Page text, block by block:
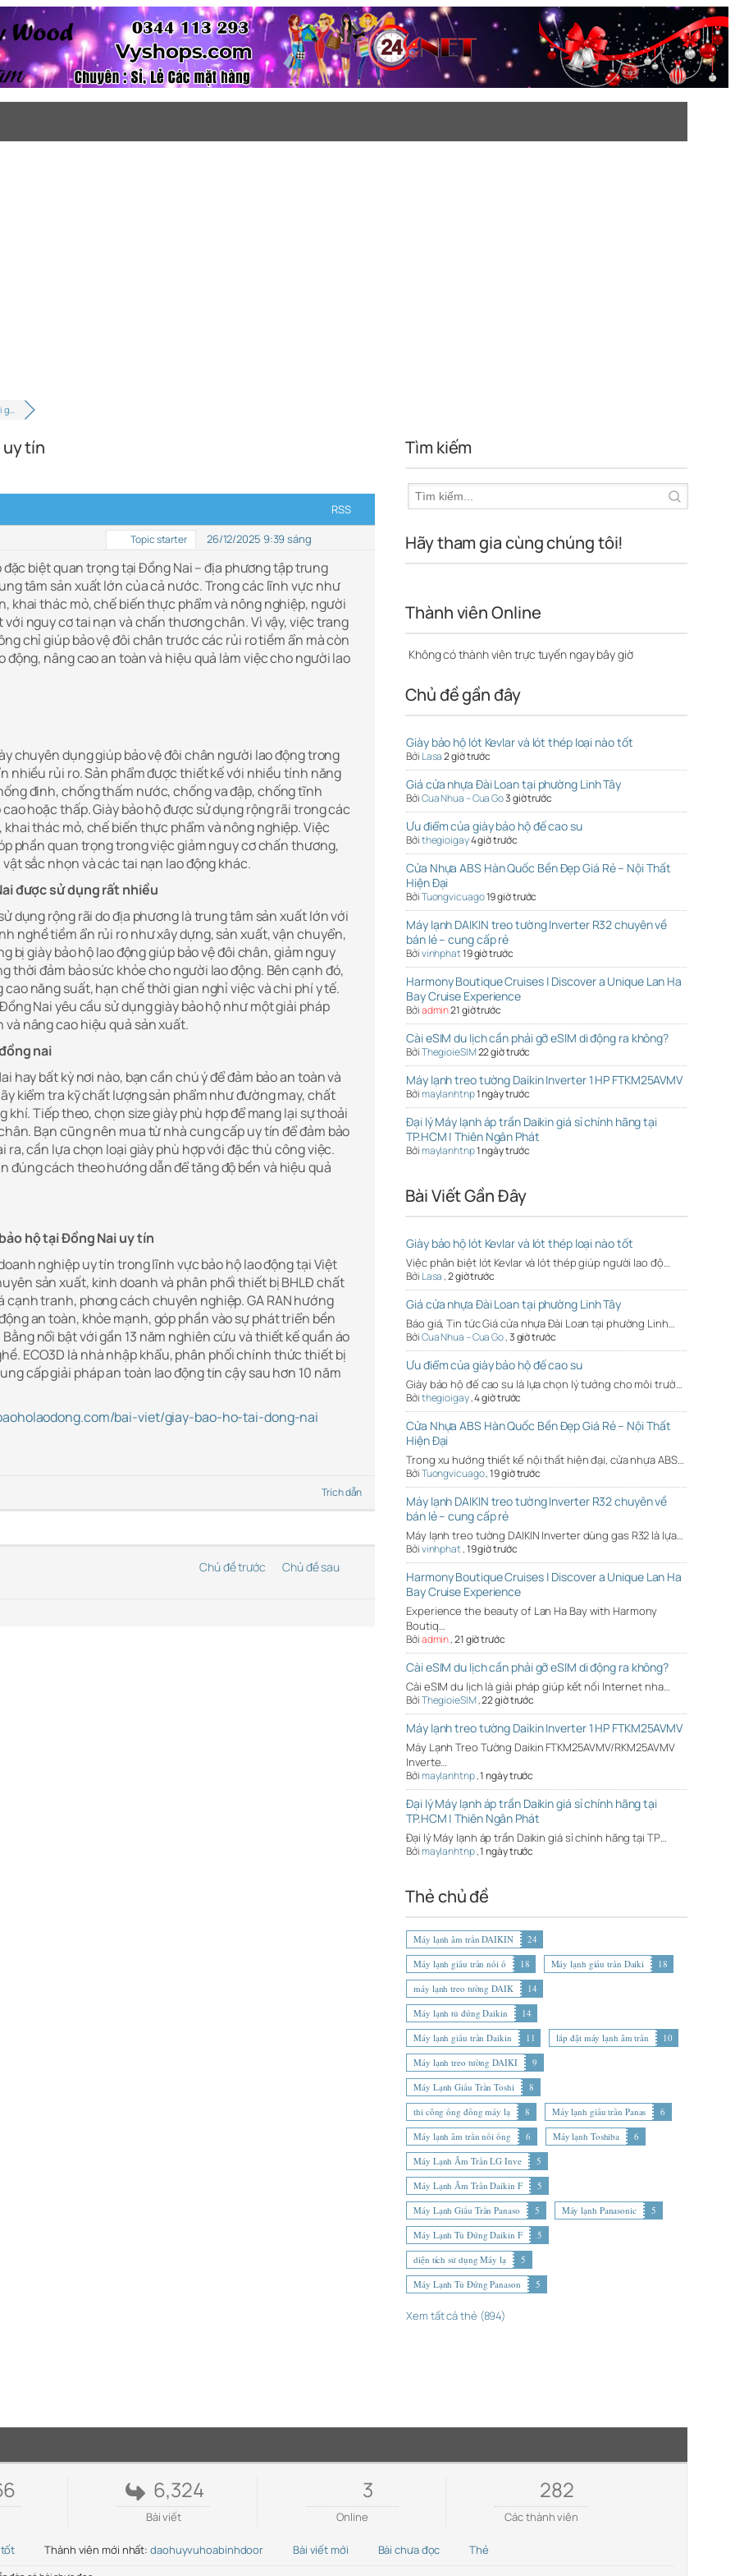
tín
RSS
Topic starter 26/12/2025 9:39 sáng
đặc biệt quan trọng tại Đồng Nai – địa phương tập trung
tâm sản xuất lớn của cả nước. Trong các lĩnh vực như
khai thác mỏ, chế biến thực phẩm và nông nghiệp, người
nguy cơ tai nạn và chấn thương chân. Vì vậy, việc trang
chỉ giúp bảo vệ đôi chân trước các rủi ro tiềm ẩn mà còn
động, nâng cao an toàn và hiệu quả làm việc cho người lao
chuyên dụng giúp bảo vệ đôi chân người lao động trong
nhiều rủi ro. Sản phẩm được thiết kế với nhiều tính năng
đinh, chống thấm nước, chống va đập, chống tĩnh
hoặc thấp. Giày bảo hộ được sử dụng rộng rãi trong các
thác mỏ, chế biến thực phẩm và nông nghiệp. Việc
phần quan trọng trong việc giảm nguy cơ chấn thương,
sắc nhọn và các tai nạn lao động khác.
được sử dụng rất nhiều
dụng rộng rãi do địa phương là trung tâm sản xuất lớn với
nghề tiềm ẩn rủi ro như xây dựng, sản xuất, vận chuyển,
bị giày bảo hộ lao động giúp bảo vệ đôi chân, giảm nguy
thời đảm bảo sức khỏe cho người lao động. Bên cạnh đó,
cao năng suất, hạn chế thời gian nghỉ việc và chi phí y tế.
Nai yêu cầu sử dụng giày bảo hộ như một giải pháp
nâng cao hiệu quả sản xuất.
nai
hay bất kỳ nơi nào, bạn cần chú ý để đảm bảo an toàn và
kiểm tra kỹ chất lượng sản phẩm như đường may, chất
khí. Tiếp theo, chọn size giày phù hợp để mang lại sự thoải
Bạn cũng nên mua từ nhà cung cấp uy tín để đảm bảo
ra, cần lựa chọn loại giày phù hợp với đặc thù công việc.
đúng cách theo hướng dẫn để tăng độ bền và hiệu quả
hộ tại Đồng Nai uy tín
nghiệp uy tín trong lĩnh vực bảo hộ lao động tại Việt
sản xuất, kinh doanh và phân phối thiết bị BHLĐ chất
cạnh tranh, phong cách chuyên nghiệp. GA RAN hướng
an toàn, khỏe mạnh, góp phần vào sự phát triển bền
nổi bật với gần 13 năm nghiên cứu và thiết kế quần áo
ECO3D là nhà nhập khẩu, phân phối chính thức thiết bị
cấp giải pháp an toàn lao động tin cậy sau hơn 10 năm
bai-viet/giay-bao-ho-tai-dong-nai
Trích dẫn
Chủ đề trước Chủ đề sau
Tìm kiếm
Hãy tham gia cùng chúng tôi!
Thành viên Online
Không có thành viên trực tuyến ngay bây giờ
Chủ đề gần đây
Giày bảo hộ lót Kevlar và lót thép loại nào tốt
Bởi Lasa2 giờ trước
Giá cửa nhựa Đài Loan tại phường Linh Tây
BởiCua Nhua – Cua Go3 giờ trước
Ưu điểm của giày bảo hộ đế cao su
Bởithegioigay4 giờ trước
Cửa Nhựa ABS Hàn Quốc Bền Đẹp Giá Rẻ – Nội Thất
Hiện Đại
BởiTuongvicuago19 giờ trước
Máy lạnh DAIKIN treo tường Inverter R32 chuyên về
bán lẻ – cung cấp rẻ
Bởivinhphat19 giờ trước
Harmony Boutique Cruises | Discover a Unique Lan Ha
Bay Cruise Experience
Bởiadmin21 giờ trước
Cài eSIM du lịch cần phải gỡ eSIM di động ra không?
BởiThegioieSIM22 giờ trước
Máy lạnh treo tường Daikin Inverter 1 HP FTKM25AVMV
Bởimaylanhtnp1 ngày trước
Đại lý Máy lạnh áp trần Daikin giá sỉ chính hãng tại
TP.HCM | Thiên Ngân Phát
Bởimaylanhtnp1 ngày trước
Bài Viết Gần Đây
Giày bảo hộ lót Kevlar và lót thép loại nào tốt
Việc phân biệt lót Kevlar và lót thép giúp người lao độ…
Bởi Lasa,2 giờ trước
Giá cửa nhựa Đài Loan tại phường Linh Tây
Báo giá, Tin tức Giá cửa nhựa Đài Loan tại phường Linh…
BởiCua Nhua – Cua Go,3 giờ trước
Ưu điểm của giày bảo hộ đế cao su
Giày bảo hộ đế cao su là lựa chọn lý tưởng cho môi trườ…
Bởithegioigay,4 giờ trước
Cửa Nhựa ABS Hàn Quốc Bền Đẹp Giá Rẻ – Nội Thất
Hiện Đại
Trong xu hướng thiết kế nội thất hiện đại, cửa nhựa ABS…
BởiTuongvicuago,19 giờ trước
Máy lạnh DAIKIN treo tường Inverter R32 chuyên về
bán lẻ – cung cấp rẻ
Máy lạnh treo tường DAIKIN Inverter dùng gas R32 là lựa…
Bởivinhphat,19 giờ trước
Harmony Boutique Cruises | Discover a Unique Lan Ha
Bay Cruise Experience
Experience the beauty of Lan Ha Bay with Harmony
Boutiq…
Bởiadmin,21 giờ trước
Cài eSIM du lịch cần phải gỡ eSIM di động ra không?
Cài eSIM du lịch là giải pháp giúp kết nối Internet nha…
BởiThegioieSIM,22 giờ trước
Máy lạnh treo tường Daikin Inverter 1 HP FTKM25AVMV
Máy Lạnh Treo Tường Daikin FTKM25AVMV/RKM25AVMV
Inverte…
Bởimaylanhtnp,1 ngày trước
Đại lý Máy lạnh áp trần Daikin giá sỉ chính hãng tại
TP.HCM | Thiên Ngân Phát
Đại lý Máy lạnh áp trần Daikin giá sỉ chính hãng tại TP…
Bởimaylanhtnp,1 ngày trước
Thẻ chủ đề
Máy lạnh âm trần DAIKIN
24
Máy lạnh giấu trần nối ố
18 Máy lạnh giấu trần Daiki
18
máy lạnh treo tường DAIK
14
Máy lạnh tủ đứng Daikin
14
Máy lạnh giấu trần Daikin
11 lắp đặt máy lạnh âm trần
10
Máy lạnh treo tường DAIKI
9
Máy Lạnh Giấu Trần Toshi
8
thi công ống đồng máy lạ
8 Máy lạnh giấu trần Panas
6
Máy lạnh âm trần nối ống
6 Máy lạnh Toshiba
6
Máy Lạnh Âm Trần LG Inve
5
Máy Lạnh Âm Trần Daikin F
5
Máy Lạnh Giấu Trần Panaso
5 Máy lạnh Panasonic
5
Máy Lạnh Tủ Đứng Daikin F
5
diện tích sử dụng Máy lạ
5
Máy Lạnh Tủ Đứng Panason
5
Xem tất cả thẻ (894)
6,324
Bài viết
3
Online
282
Các thành viên
tốt Thành viên mới nhất:daohuyvuhoabinhdoor Bài viết mới Bài chưa đọc Thẻ